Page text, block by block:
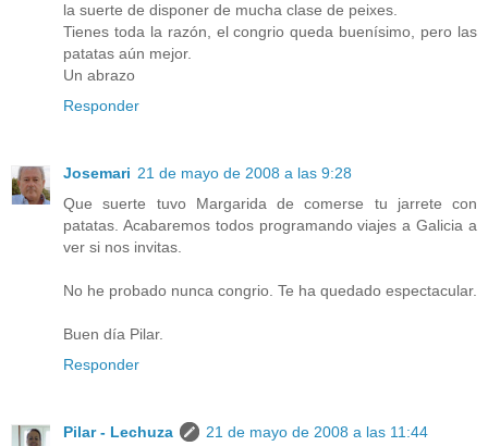
la suerte de disponer de mucha clase de peixes.
Tienes toda la razón, el congrio queda buenísimo, pero las
patatas aún mejor.
Un abrazo
Responder
Josemari 21 de mayo de 2008 a las 9:28
Que suerte tuvo Margarida de comerse tu jarrete con
patatas. Acabaremos todos programando viajes a Galicia a
ver si nos invitas.
No he probado nunca congrio. Te ha quedado espectacular.
Buen día Pilar.
Responder
Pilar - Lechuza
21 de mayo de 2008 a las 11:44